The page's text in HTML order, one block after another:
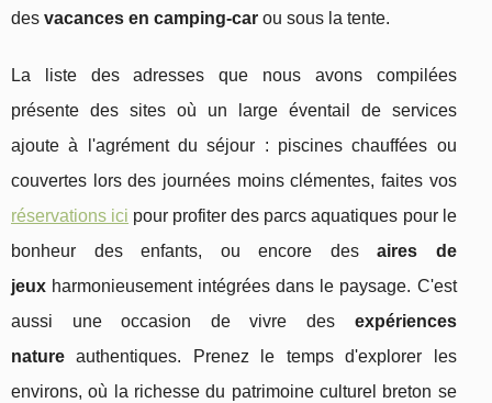
des vacances en camping-car ou sous la tente.
La liste des adresses que nous avons compilées
présente des sites où un large éventail de services
ajoute à l'agrément du séjour : piscines chauffées ou
couvertes lors des journées moins clémentes, faites vos
réservations ici pour profiter des parcs aquatiques pour le
bonheur des enfants, ou encore desaires de
jeux harmonieusement intégrées dans le paysage. C'est
aussi une occasion de vivre des expériences
nature authentiques. Prenez le temps d'explorer les
environs, où la richesse du patrimoine culturel breton se